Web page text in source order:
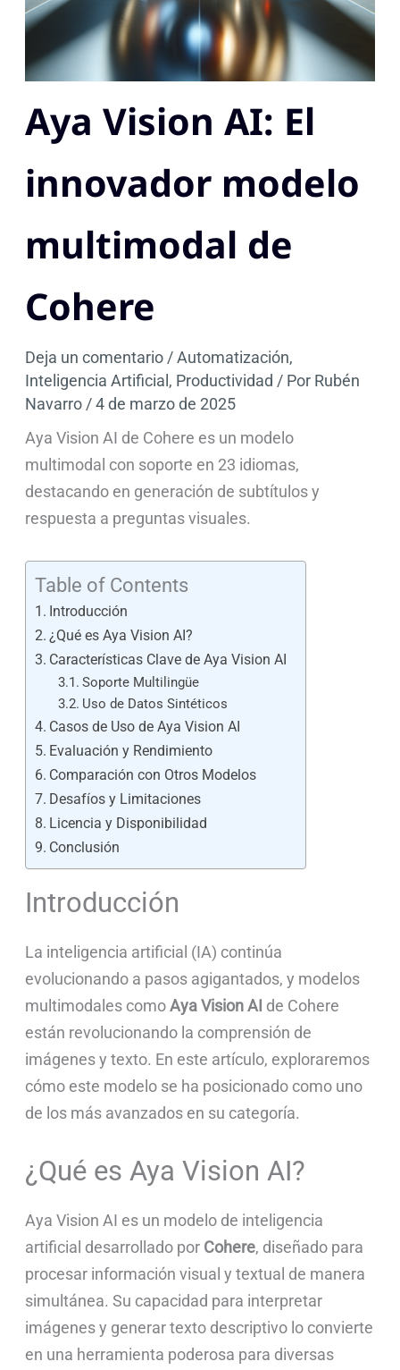
Aya Vision AI: El
innovador modelo
multimodal de
Cohere
Deja un comentario/Automatización,
Inteligencia Artificial , Productividad / Por Rubén
Navarro/4 de marzo de 2025
Aya Vision AI de Cohere es un modelo
multimodal con soporte en 23 idiomas,
destacando en generación de subtítulos y
respuesta a preguntas visuales.
Table of Contents
Introducción
¿Qué es Aya Vision AI?
Características Clave de Aya Vision AI
Soporte Multilingüe
Uso de Datos Sintéticos
Casos de Uso de Aya Vision AI
Evaluación y Rendimiento
Comparación con Otros Modelos
Desafíos y Limitaciones
Licencia y Disponibilidad
Conclusión
Introducción
La inteligencia artificial (IA) continúa
evolucionando a pasos agigantados, y modelos
multimodales comoAya Vision AI de Cohere
están revolucionando la comprensión de
imágenes y texto. En este artículo, exploraremos
cómo este modelo se ha posicionado como uno
de los más avanzados en su categoría.
¿Qué es Aya Vision AI?
Aya Vision AI es un modelo de inteligencia
artificial desarrollado por Cohere, diseñado para
procesar información visual y textual de manera
simultánea. Su capacidad para interpretar
imágenes y generar texto descriptivo lo convierte
en una herramienta poderosa para diversas